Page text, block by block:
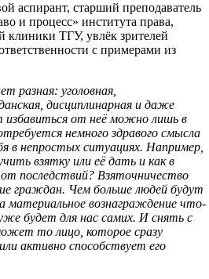
аспирант, старший преподаватель
и процесс» института права,
клиники ТГУ, увлёк зрителей
с примерами из
разная: уголовная,
дисциплинарная и даже
избавиться от неё можно лишь в
немного здравого смысла
в непростых ситуациях. Например,
взятку или её дать и как в
последствий? Взяточничество
граждан. Чем больше людей будут
материальное вознаграждение что-
будет для нас самих. И снять с
то лицо, которое сразу
активно способствует его